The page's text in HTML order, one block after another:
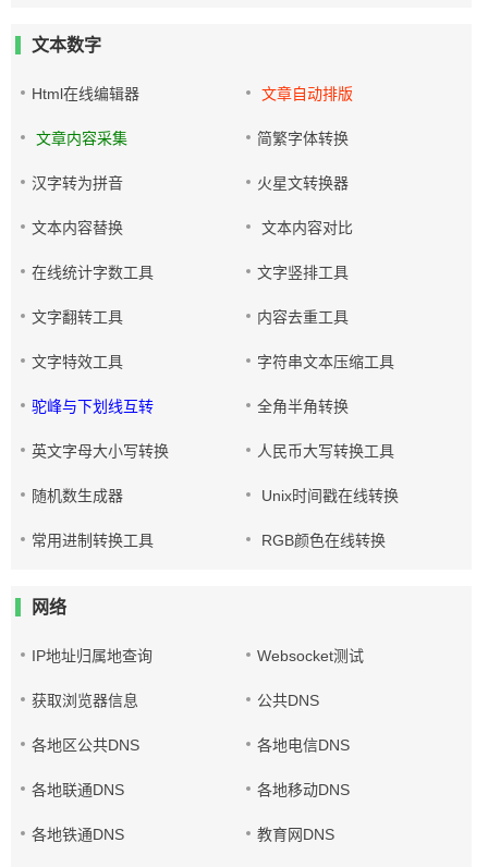
文本数字
Html在线编辑器 文章自动排版
文章内容采集 简繁字体转换
汉字转为拼音 火星文转换器
文本内容替换 文本内容对比
在线统计字数工具 文字竖排工具
文字翻转工具 内容去重工具
文字特效工具 字符串文本压缩工具
驼峰与下划线互转 全角半角转换
英文字母大小写转换 人民币大写转换工具
随机数生成器 Unix时间戳在线转换
常用进制转换工具 RGB颜色在线转换
网络
IP地址归属地查询 Websocket测试
获取浏览器信息 公共DNS
各地区公共DNS 各地电信DNS
各地联通DNS 各地移动DNS
各地铁通DNS 教育网DNS